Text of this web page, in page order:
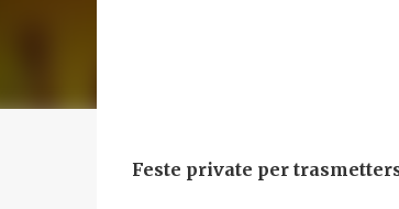
Feste private per